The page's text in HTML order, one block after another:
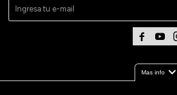
 
Mas infoexpand_more